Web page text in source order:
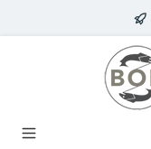
Zum Hauptinhalt springen